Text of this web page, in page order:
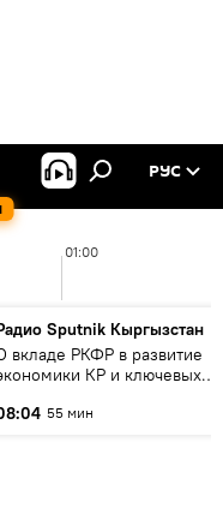
РУС
01:00
Sputnik Кыргызстан
вкладе РКФР в развитие
КР и ключевых
55 мин